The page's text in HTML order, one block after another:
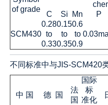
of grade
C
Si Mn P
SCM430
0.28
to
0.33
0.15
to
0.35
0.6
to
0.9
不同标准中与JIS-SCM420
中 国 德 国
法
国
国际
标
准化